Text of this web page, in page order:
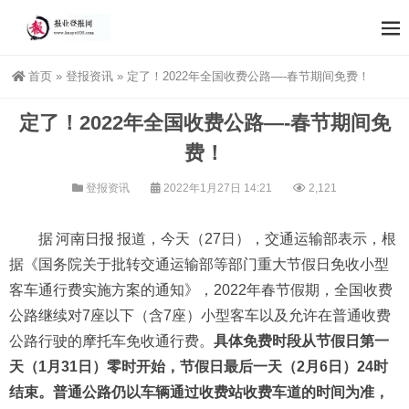
首页 » 登报资讯 » 定了！2022年全国收费公路—-春节期间免费！
定了！2022年全国收费公路—-春节期间免
费！
登报资讯 2022年1月27日 14:21 2,121
据河南日报 报道，今天（27日），交通运输部表示，根
据《国务院关于批转交通运输部等部门重大节假日免收小型
客车通行费实施方案的通知》，2022年春节假期，全国收费
公路继续对7座以下（含7座）小型客车以及允许在普通收费
公路行驶的摩托车免收通行费。 具体免费时段从节假日第一
天（1月31日）零时开始，节假日最后一天（2月6日）24时
结束。 普通公路仍以车辆通过收费站收费车道的时间为准，